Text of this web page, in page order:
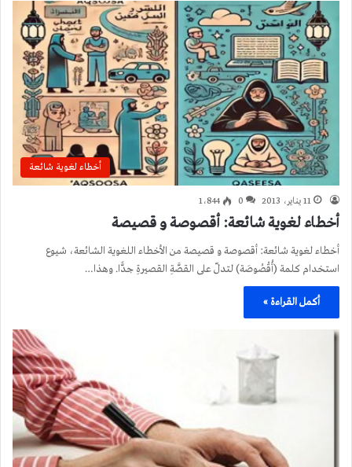
أخطاء لغوية شائعة
11 يناير، 2013 0 1٬844
أخطاء لغوية شائعة: أقصوصة و قصيصة
أخطاء لغوية شائعة: أقصوصة و قصيصة من الأخطاء اللغوية الشائعة، شيوع
استخدام كلمة (أُقْصُوصَة) لتدلّ على القصَّةِ القصيرةِ جدًّا. وهذا…
أكمل القراءة »